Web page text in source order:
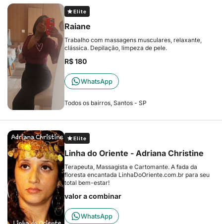
Elite
Raiane
Trabalho com massagens musculares, relaxante,
clássica. Depilação, limpeza de pele.
R$ 180
WhatsApp
Todos os bairros, Santos - SP
Elite
Linha do Oriente - Adriana Christine
Terapeuta, Massagista e Cartomante. A fada da
floresta encantada LinhaDoOriente.com.br para seu
total bem-estar!
valor a combinar
WhatsApp